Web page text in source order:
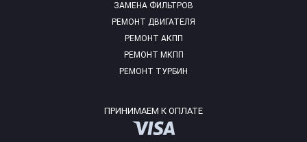
ЗАМЕНА ФИЛЬТРОВ
РЕМОНТ ДВИГАТЕЛЯ
РЕМОНТ АКПП
РЕМОНТ МКПП
РЕМОНТ ТУРБИН
ПРИНИМАЕМ К ОПЛАТЕ